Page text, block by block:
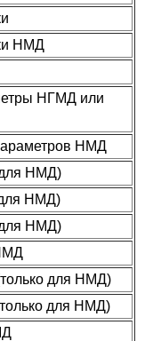
НМД
НГМД или
НМД
для НМД)
для НМД)
для НМД)
для НМД)
для НМД)